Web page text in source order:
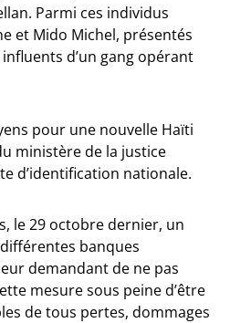
Parmi ces individus
et Mido Michel, présentés
d’un gang opérant
pour une nouvelle Haïti
ministère de la justice
d’identification nationale.
le 29 octobre dernier, un
banques
demandant de ne pas
mesure sous peine d’être
de tous pertes, dommages